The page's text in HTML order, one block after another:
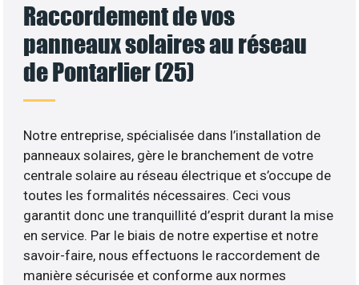
Raccordement de vos
panneaux solaires au réseau
de Pontarlier (25)
Notre entreprise, spécialisée dans l’installation de
panneaux solaires, gère le branchement de votre
centrale solaire au réseau électrique et s’occupe de
toutes les formalités nécessaires. Ceci vous
garantit donc une tranquillité d’esprit durant la mise
en service. Par le biais de notre expertise et notre
savoir-faire, nous effectuons le raccordement de
manière sécurisée et conforme aux normes